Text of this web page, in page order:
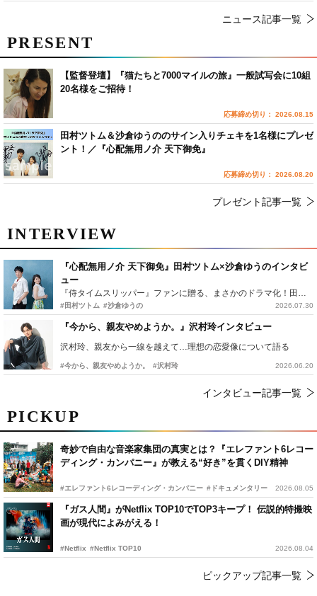
ニュース記事一覧
PICKUP
奇妙で自由な音楽家集団の真実とは？『エレファント6レコー
ディング・カンパニー』が教える“好き”を貫くDIY精神
#エレファント6レコーディング・カンパニー #ドキュメンタリー 2026.08.05
『ガス人間』がNetflix TOP10でTOP3キープ！ 伝説的特撮映
画が現代によみがえる！
#Netflix #Netflix TOP10 2026.08.04
ピックアップ記事一覧
INTERVIEW
『心配無用ノ介 天下御免』田村ツトム×沙倉ゆうのインタビ
ュー
『侍タイムスリッパー』ファンに贈る、まさかのドラマ化！田村ツトム×沙倉ゆうのが語る『心配無用ノ介』撮影秘話
#田村ツトム #沙倉ゆうの 2026.07.30
『今から、親友やめようか。』沢村玲インタビュー
沢村玲、親友から一線を越えて…理想の恋愛像について語る
#今から、親友やめようか。 #沢村玲 2026.06.20
インタビュー記事一覧
PRESENT
【監督登壇】『猫たちと7000マイルの旅』一般試写会に10組
20名様をご招待！
応募締め切り： 2026.08.15
田村ツトム＆沙倉ゆうののサイン入りチェキを1名様にプレゼ
ント！／『心配無用ノ介 天下御免』
応募締め切り： 2026.08.20
プレゼント記事一覧